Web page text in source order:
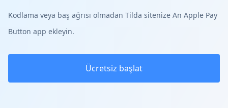
Kodlama veya baş ağrısı olmadan Tilda sitenize An Apple Pay
Button app ekleyin.
Ücretsiz başlat